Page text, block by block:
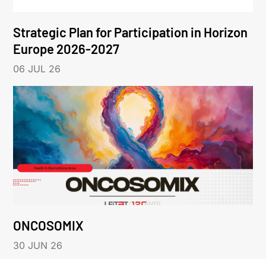
Strategic Plan for Participation in Horizon
Europe 2026-2027
06 JUL 26
ONCOSOMIX
30 JUN 26